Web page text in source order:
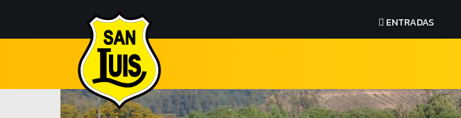
ENTRADAS